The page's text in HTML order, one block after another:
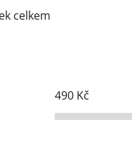
celkem
490 Kč